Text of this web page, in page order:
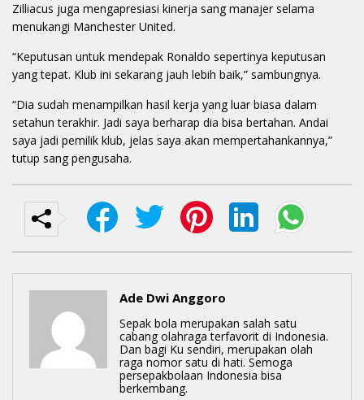
Zilliacus juga mengapresiasi kinerja sang manajer selama
menukangi Manchester United.
“Keputusan untuk mendepak Ronaldo sepertinya keputusan
yang tepat. Klub ini sekarang jauh lebih baik,” sambungnya.
“Dia sudah menampilkan hasil kerja yang luar biasa dalam
setahun terakhir. Jadi saya berharap dia bisa bertahan. Andai
saya jadi pemilik klub, jelas saya akan mempertahankannya,”
tutup sang pengusaha.
Ade Dwi Anggoro
Sepak bola merupakan salah satu
cabang olahraga terfavorit di Indonesia.
Dan bagi Ku sendiri, merupakan olah
raga nomor satu di hati. Semoga
persepakbolaan Indonesia bisa
berkembang.